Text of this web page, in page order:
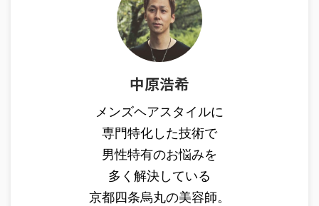
中原浩希
メンズヘアスタイルに
専門特化した技術で
男性特有のお悩みを
多く解決している
京都四条烏丸の美容師。